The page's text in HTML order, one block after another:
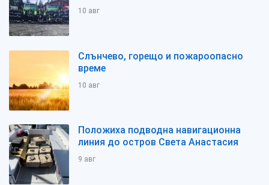
10 авг
Слънчево, горещо и пожароопасно
време
10 авг
Положиха подводна навигационна
линия до остров Света Анастасия
9 авг